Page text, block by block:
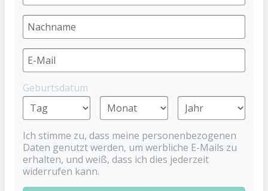
Kühlbeißring Türkis
DENTISTAR
4,99 €
Preise inkl. MwSt. zzgl. Versandkosten
Der Türkise Kühlbeißring von
Dentistar: Eine erfrischende Lösung
Geburtsdatum
Ich stimme zu, dass meine personenbezogenen
Daten genutzt werden, um werbliche E-Mails zu
erhalten, und weiß, dass ich dies jederzeit
widerrufen kann.